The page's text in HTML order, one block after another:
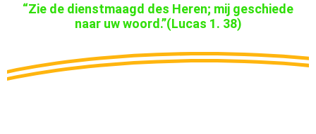
“Zie de dienstmaagd des Heren; mij geschiede
naar uw woord.”(Lucas 1. 38)